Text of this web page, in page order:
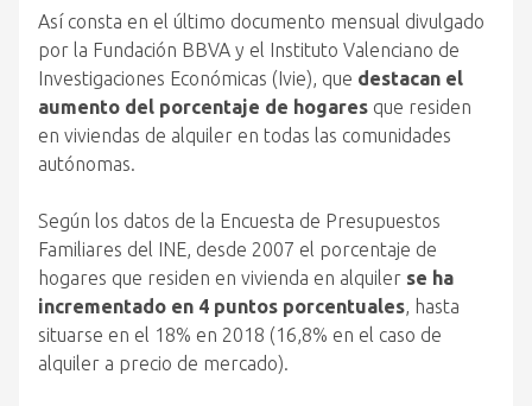
Así consta en el último documento mensual divulgado
por la Fundación BBVA y el Instituto Valenciano de
Investigaciones Económicas (Ivie), que destacan el
aumento del porcentaje de hogares que residen
en viviendas de alquiler en todas las comunidades
autónomas.
Según los datos de la Encuesta de Presupuestos
Familiares del INE, desde 2007 el porcentaje de
hogares que residen en vivienda en alquiler se ha
incrementado en 4 puntos porcentuales, hasta
situarse en el 18% en 2018 (16,8% en el caso de
alquiler a precio de mercado).